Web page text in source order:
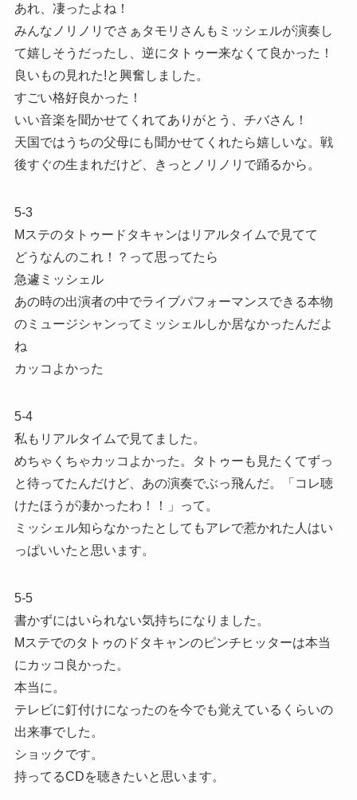
あれ、凄ったよね！
みんなノリノリでさぁタモリさんもミッシェルが演奏し
て嬉しそうだったし、逆にタトゥー来なくて良かった！
良いもの見れた!と興奮しました。
すごい格好良かった！
いい音楽を聞かせてくれてありがとう、チバさん！
天国ではうちの父母にも聞かせてくれたら嬉しいな。戦
後すぐの生まれだけど、きっとノリノリで踊るから。
5-3
Mステのタトゥードタキャンはリアルタイムで見てて
どうなんのこれ！？って思ってたら
急遽ミッシェル
あの時の出演者の中でライブパフォーマンスできる本物
のミュージシャンってミッシェルしか居なかったんだよ
ね
カッコよかった
5-4
私もリアルタイムで見てました。
めちゃくちゃカッコよかった。タトゥーも見たくてずっ
と待ってたんだけど、あの演奏でぶっ飛んだ。「コレ聴
けたほうが凄かったわ！！」って。
ミッシェル知らなかったとしてもアレで惹かれた人はい
っぱいいたと思います。
5-5
書かずにはいられない気持ちになりました。
Mステでのタトゥのドタキャンのピンチヒッターは本当
にカッコ良かった。
本当に。
テレビに釘付けになったのを今でも覚えているくらいの
出来事でした。
ショックです。
持ってるCDを聴きたいと思います。